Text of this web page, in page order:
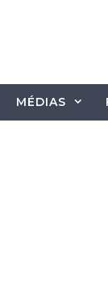
MÉDIAS